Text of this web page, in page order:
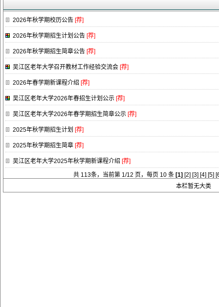
2026年秋学期校历公告 [荐]
2026年秋学期招生计划公告 [荐]
2026年秋学期招生简章公告 [荐]
吴江区老年大学召开教材工作经验交流会 [荐]
2026年春学期新课程介绍 [荐]
吴江区老年大学2026年春招生计划公示 [荐]
吴江区老年大学2026年春学期招生简章公示 [荐]
2025年秋学期招生计划 [荐]
2025年秋学期招生简章 [荐]
吴江区老年大学2025年秋学期新课程介绍 [荐]
共 113条，当前第 1/12 页，每页 10 条 [1] [2] [3] [4] [5]
本栏暂无大类